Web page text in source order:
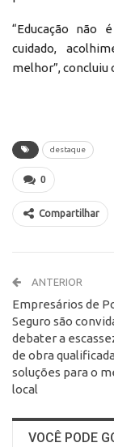
“Educação não
cuidado,
melhor”, concluiu
destaque
0
Compartilhar
ANTERIOR
Empresários de
Seguro são
debater a
de obra
soluções para o
local
VOCÊ PODE